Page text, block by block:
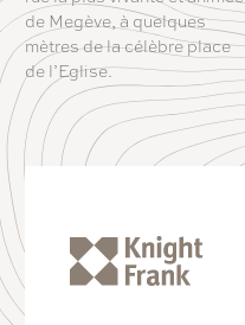
de Megève, à quelques
mètres de la célèbre place
de l’Eglise.